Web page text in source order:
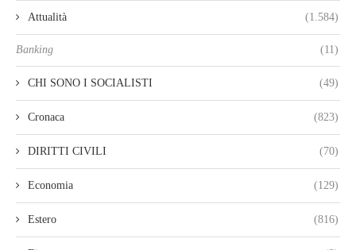
Attualità (1.584)
Banking (11)
CHI SONO I SOCIALISTI (49)
Cronaca (823)
DIRITTI CIVILI (70)
Economia (129)
Estero (816)